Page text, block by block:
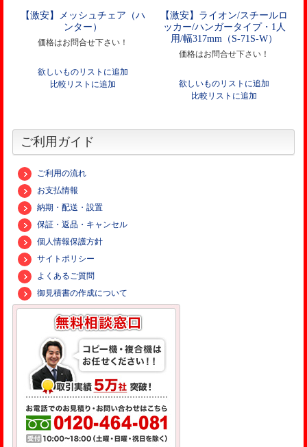
【激安】メッシュチェア（ハ
ンター）
価格はお問合せ下さい！
欲しいものリストに追加
比較リストに追加
【激安】ライオン/スチールロ
ッカー/ハンガータイプ・1人
用/幅317mm（S-71S-W）
価格はお問合せ下さい！
欲しいものリストに追加
比較リストに追加
ご利用ガイド
ご利用の流れ
お支払情報
納期・配送・設置
保証・返品・キャンセル
個人情報保護方針
サイトポリシー
よくあるご質問
御見積書の作成について